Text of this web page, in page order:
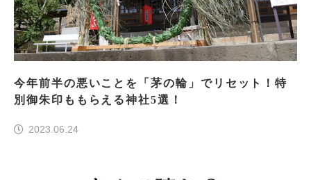
今年前半の悪いことを「茅の輪」でリセット！特
別御朱印ももらえる神社5選！
2023.06.24